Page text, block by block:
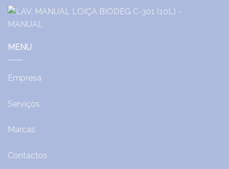
MENU
Empresa
Serviços
Marcas
Contactos